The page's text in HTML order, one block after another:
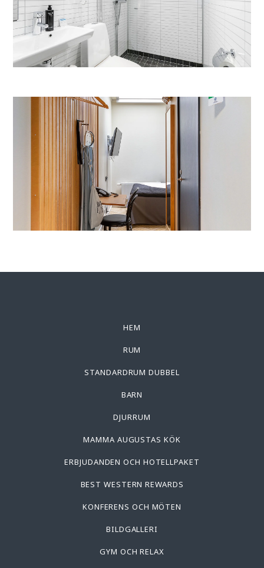
HEM
RUM
STANDARDRUM DUBBEL
BARN
DJURRUM
MAMMA AUGUSTAS KÖK
ERBJUDANDEN OCH HOTELLPAKET
BEST WESTERN REWARDS
KONFERENS OCH MÖTEN
BILDGALLERI
GYM OCH RELAX